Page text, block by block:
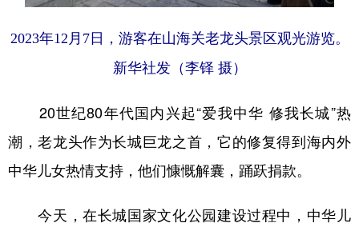
2023年12月7日，游客在山海关老龙头景区观光游览。
新华社发（李铎 摄）
20世纪80年代国内兴起“爱我中华 修我长城”热
潮，老龙头作为长城巨龙之首，它的修复得到海内外
中华儿女热情支持，他们慷慨解囊，踊跃捐款。
今天，在长城国家文化公园建设过程中，中华儿